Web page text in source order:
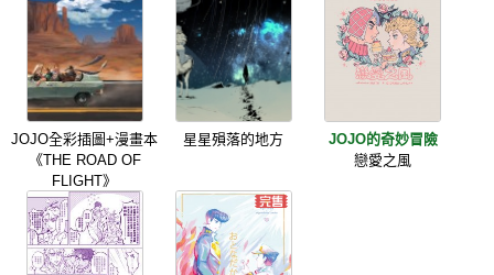
JOJO全彩插圖+漫畫本
《THE ROAD OF
FLIGHT》
星星殞落的地方
JOJO的奇妙冒險
戀愛之風